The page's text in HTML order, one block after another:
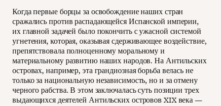
Когда первые борцы за освобождение наших стран
сражались против распадающейся Испанской империи,
их главной задачей было покончить с ужасной системой
угнетения, которая, оказывая сдерживающее воздействие,
препятствовала полноценному моральному и
материальному развитию наших народов. На Антильских
островах, например, эта грандиозная борьба велась не
только за национальную независимость, но и за отмену
черного рабства. В этом заключалась суть позиции трех
выдающихся деятелей Антильских островов XIX века —